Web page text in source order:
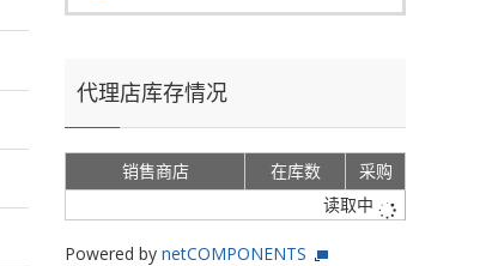
代理店库存情况
销售商店 在库数
采购
读取中
Powered by netCOMPONENTS